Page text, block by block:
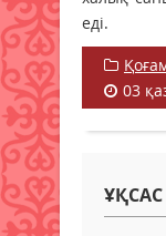
еді.
03